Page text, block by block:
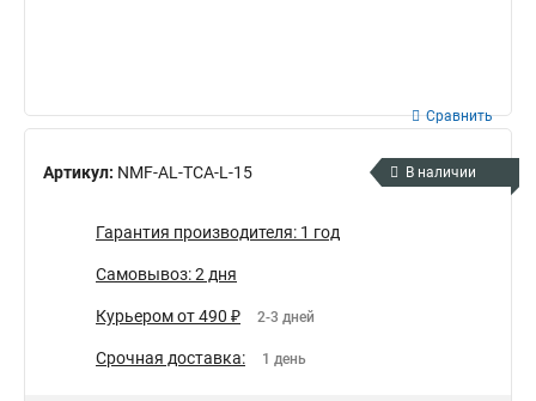
Артикул: NMF-AL-TCA-L-15
Сравнить
В наличии
Гарантия производителя: 1 год
Самовывоз: 2 дня
Курьером от 490 ₽ 2-3 дней
Срочная доставка: 1 день